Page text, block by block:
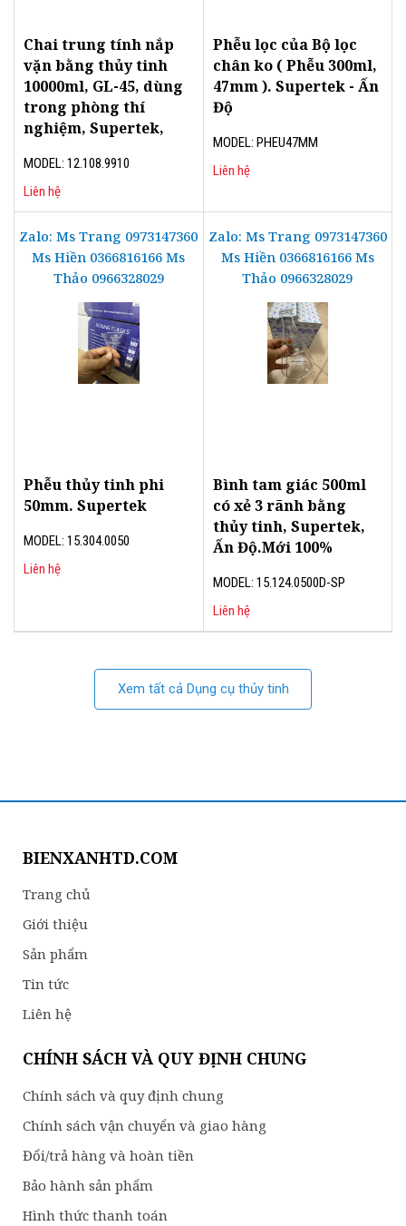
Chai trung tính nắp
vặn bằng thủy tinh
10000ml, GL-45, dùng
trong phòng thí
nghiệm, Supertek,
MODEL: 12.108.9910
Liên hệ
Phễu lọc của Bộ lọc
chân ko ( Phễu 300ml,
47mm ). Supertek - Ấn
Độ
MODEL: PHEU47MM
Liên hệ
Zalo: Ms Trang 0973147360
Ms Hiền 0366816166 Ms
Thảo 0966328029
Phễu thủy tinh phi
50mm. Supertek
MODEL: 15.304.0050
Liên hệ
Zalo: Ms Trang 0973147360
Ms Hiền 0366816166 Ms
Thảo 0966328029
Bình tam giác 500ml
có xẻ 3 rãnh bằng
thủy tinh, Supertek,
Ấn Độ.Mới 100%
MODEL: 15.124.0500D-SP
Liên hệ
Xem tất cả Dụng cụ thủy tinh
BIENXANHTD.COM
Trang chủ
Giới thiệu
Sản phẩm
Tin tức
Liên hệ
CHÍNH SÁCH VÀ QUY ĐỊNH CHUNG
Chính sách và quy định chung
Chính sách vận chuyển và giao hàng
Đổi/trả hàng và hoàn tiền
Bảo hành sản phẩm
Hình thức thanh toán